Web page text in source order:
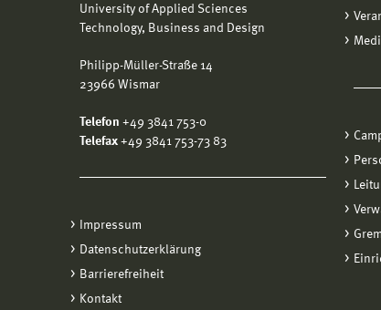
University of Applied Sciences
Technology, Business and Design
Philipp-Müller-Straße 14
23966 Wismar
Telefon +49 3841 753-0
Telefax +49 3841 753-73 83
Impressum
Datenschutzerklärung
Barrierefreiheit
Kontakt